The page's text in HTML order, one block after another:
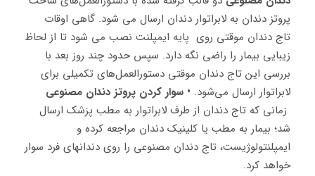
پروتز دندان به لابراتوار دندان ارسال می شود. گاهی اوقات
تاج دندان موقتی روی پایه ایمپلنت نصب می شود تا از لحاظ
زیبایی بیمار را راضی نگه دارد. سپس حدود چند روز بعد با
بررسی این تاج دندان موقتی دستورالعمل‌های تکمیلی برای
لابراتوار ارسال می‌شود. • سوار کردن پروتز دندان مصنوعی
زمانی که تاج دندان از طرف لابراتوار به مطب پزشک ارسال
شد؛ بیمار به مطب یا کلینیک دندان مراجعه کرده و
ایمپلنتولوژیست، تاج دندان مصنوعی را روی دندانهای فرد سوار
خواهد کرد.